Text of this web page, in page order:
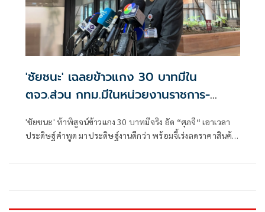
'ชัยชนะ' เฉลยข้าวแกง 30 บาทมีใน
ตจว.ส่วน กทม.มีในหน่วยงานราชการ-
'ชัยชนะ' ท้าพิสูจน์ข้าวแกง 30 บาทมีจริง อัด “ศุภจี“ เอาเวลา
ประดิษฐ์คำพูด มาประดิษฐ์งานดีกว่า พร้อมจี้เร่งลดราคาสินค้า